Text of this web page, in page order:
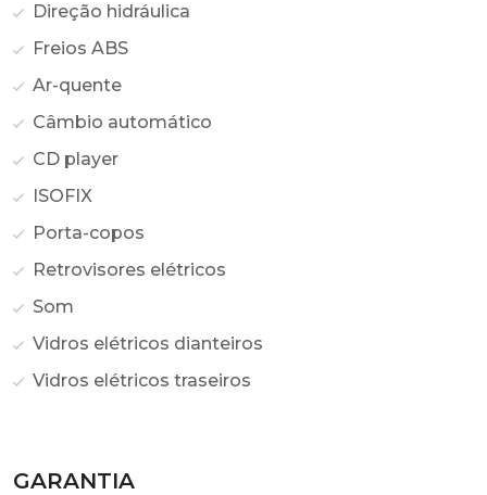
Direção hidráulica
Freios ABS
Ar-quente
Câmbio automático
CD player
ISOFIX
Porta-copos
Retrovisores elétricos
Som
Vidros elétricos dianteiros
Vidros elétricos traseiros
GARANTIA